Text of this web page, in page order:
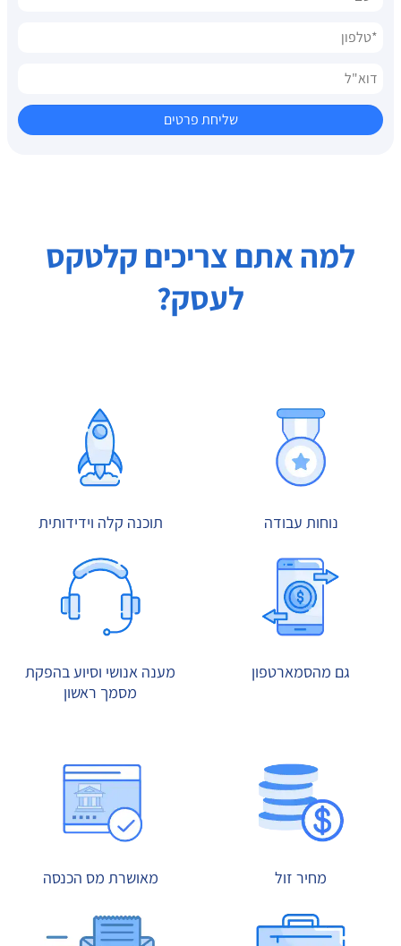
למה אתם צריכים קלטקס
לעסק?
נוחות עבודה תוכנה קלה וידידותית
גם מהסמארטפון
מענה אנושי וסיוע בהפקת
מסמך ראשון
מחיר זול מאושרת מס הכנסה